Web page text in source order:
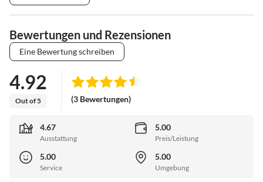
Bewertungen und Rezensionen
Eine Bewertung schreiben
4.92
Out of 5 (3 Bewertungen)
4.67
Ausstattung
5.00
Preis/Leistung
5.00
Service
5.00
Umgebung